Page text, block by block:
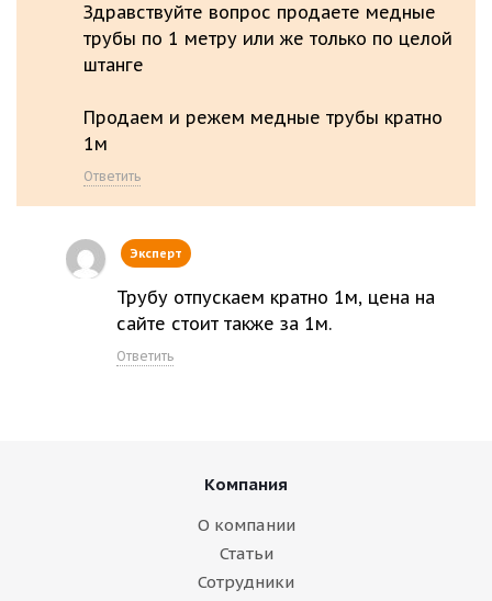
Здравствуйте вопрос продаете медные
трубы по 1 метру или же только по целой
штанге
Продаем и режем медные трубы кратно
1м
Ответить
Эксперт
Трубу отпускаем кратно 1м, цена на
сайте стоит также за 1м.
Ответить
Компания
О компании
Статьи
Сотрудники